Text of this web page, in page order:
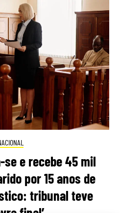
e recebe 45 mil
por 15 anos de
tribunal teve